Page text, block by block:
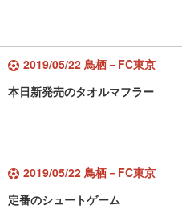
2019/05/22 鳥栖－FC東京
本日新発売のタオルマフラー
2019/05/22 鳥栖－FC東京
定番のシュートゲーム